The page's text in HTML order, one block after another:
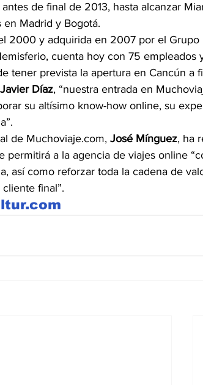
de final de 2013, hasta alcanzar
Madrid y Bogotá.
2000 y adquirida en 2007 por el Grupo
cuenta hoy con 75 empleados
tener prevista la apertura en Cancún a
Javier Díaz, “nuestra entrada en
su altísimo know-how online, su
de Muchoviaje.com, José Mínguez, ha
permitirá a la agencia de viajes online
así como reforzar toda la cadena de
final”.